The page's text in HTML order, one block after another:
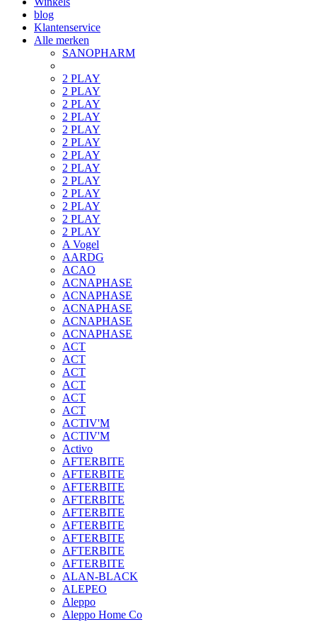
blog
Klantenservice
Alle merken
SANOPHARM
2 PLAY
2 PLAY
2 PLAY
2 PLAY
2 PLAY
2 PLAY
2 PLAY
2 PLAY
2 PLAY
2 PLAY
2 PLAY
2 PLAY
2 PLAY
A Vogel
AARDG
ACAO
ACNAPHASE
ACNAPHASE
ACNAPHASE
ACNAPHASE
ACNAPHASE
ACT
ACT
ACT
ACT
ACT
ACT
ACTIV'M
ACTIV'M
Activo
AFTERBITE
AFTERBITE
AFTERBITE
AFTERBITE
AFTERBITE
AFTERBITE
AFTERBITE
AFTERBITE
AFTERBITE
ALAN-BLACK
ALEPEO
Aleppo
Aleppo Home Co